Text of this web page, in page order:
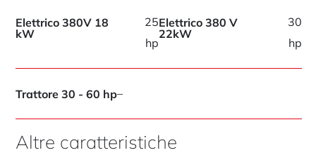
Elettrico 380V 18
kW
25
hp
Elettrico 380 V
22kW
30
hp
Trattore 30 - 60 hp–
Altre caratteristiche